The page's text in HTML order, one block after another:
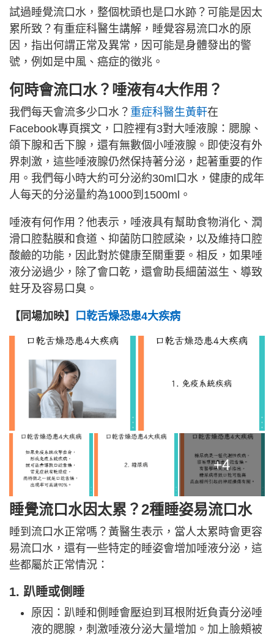
試過睡覺流口水，整個枕頭也是口水跡？可能是因太
累所致？有重症科醫生講解，睡覺容易流口水的原
因，指出何謂正常及異常，因可能是身體發出的警
號，例如是中風、癌症的徵兆。
何時會流口水？唾液有4大作用？
我們每天會流多少口水？ 重症科醫生黃軒在
Facebook專頁撰文，口腔裡有3對大唾液腺：腮腺、
頜下腺和舌下腺，還有無數個小唾液腺。即使沒有外
界刺激，這些唾液腺仍然保持著分泌，起著重要的作
用。我們每小時大約可分泌約30ml口水，健康的成年
人每天的分泌量約為1000到1500ml。
唾液有何作用？他表示，唾液具有幫助食物消化、潤
滑口腔黏膜和食道、抑菌防口腔感染，以及維持口腔
酸鹼的功能，因此對於健康至關重要。相反，如果唾
液分泌過少，除了會口乾，還會助長細菌滋生、導致
蛀牙及容易口臭。
【同場加映】 口乾舌燥恐患4大疾病
+4
睡覺流口水因太累？2種睡姿易流口水
睡到流口水正常嗎？黃醫生表示，當人太累時會更容
易流口水，還有一些特定的睡姿會增加唾液分泌，這
些都屬於正常情況：
1. 趴睡或側睡
原因：趴睡和側睡會壓迫到耳根附近負責分泌唾
液的腮腺，刺激唾液分泌大量增加。加上臉頰被